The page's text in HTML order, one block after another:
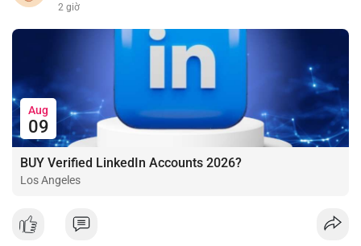
2 giờ
Aug
09
BUY Verified LinkedIn Accounts 2026?
Los Angeles